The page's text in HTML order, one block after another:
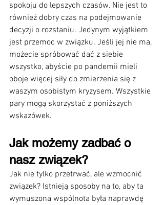
spokoju do lepszych czasów. Nie jest to
również dobry czas na podejmowanie
decyzji o rozstaniu. Jedynym wyjątkiem
jest przemoc w związku. Jeśli jej nie ma,
możecie spróbować dać z siebie
wszystko, abyście po pandemii mieli
oboje więcej siły do zmierzenia się z
waszym osobistym kryzysem. Wszystkie
pary mogą skorzystać z poniższych
wskazówek.
Jak możemy zadbać o
nasz związek?
Jak nie tylko przetrwać, ale wzmocnić
związek? Istnieją sposoby na to, aby ta
wymuszona wspólnota była naprawdę